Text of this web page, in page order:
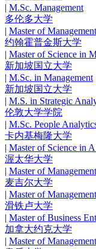
| M.Sc. Management
多伦多大学
| Master of Management
约翰霍普金斯大学
| Master of Science in
新加坡国立大学
| M.Sc. in Management
新加坡国立大学
| M.S. in Strategic
伦敦大学学院
| M.Sc. People
卡内基梅隆大学
| Master of Science in
渥太华大学
| Master of Management
麦吉尔大学
| Master of
滑铁卢大学
| Master of Business
加拿大约克大学
| Master of